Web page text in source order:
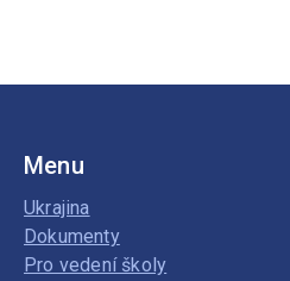
Menu
Ukrajina
Dokumenty
Pro vedení školy